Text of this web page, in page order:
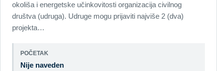
okoliša i energetske učinkovitosti organizacija civilnog
društva (udruga). Udruge mogu prijaviti najviše 2 (dva)
projekta…
POČETAK
Nije naveden